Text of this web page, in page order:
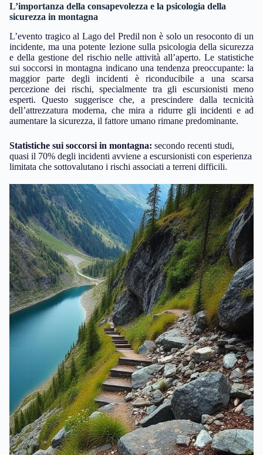
L’importanza della consapevolezza e la psicologia della
sicurezza in montagna
L’evento tragico al Lago del Predil non è solo un resoconto di un
incidente, ma una potente lezione sulla psicologia della sicurezza
e della gestione del rischio nelle attività all’aperto. Le statistiche
sui soccorsi in montagna indicano una tendenza preoccupante: la
maggior parte degli incidenti è riconducibile a una scarsa
percezione dei rischi, specialmente tra gli escursionisti meno
esperti. Questo suggerisce che, a prescindere dalla tecnicità
dell’attrezzatura moderna, che mira a ridurre gli incidenti e ad
aumentare la sicurezza, il fattore umano rimane predominante.
Statistiche sui soccorsi in montagna: secondo recenti studi,
quasi il 70% degli incidenti avviene a escursionisti con esperienza
limitata che sottovalutano i rischi associati a terreni difficili.